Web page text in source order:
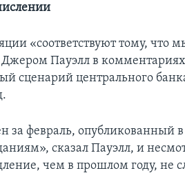
«соответствуют тому, что
Джером Пауэлл в
сценарий центрального
за февраль, опубликованный
сказал Пауэлл, и
чем в прошлом году, не